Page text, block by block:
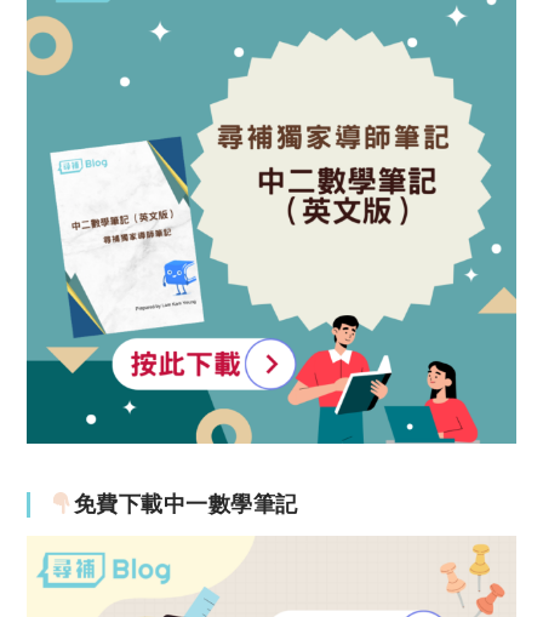
免費下載中一數學筆記